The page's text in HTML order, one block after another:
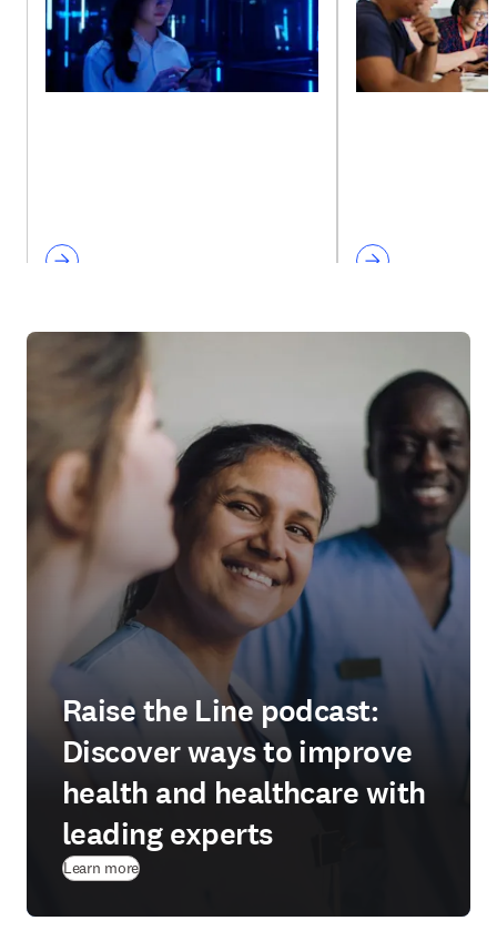
Raise the Line podcast:
Discover ways to improve
health and healthcare with
leading experts
Learn more